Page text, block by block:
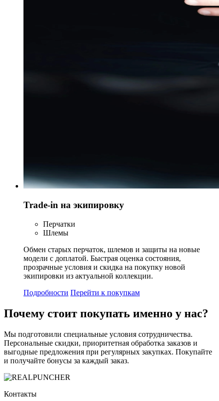
Trade-in на экипировку
Перчатки
Шлемы
Обмен старых перчаток, шлемов и защиты на новые
модели с доплатой. Быстрая оценка состояния,
прозрачные условия и скидка на покупку новой
экипировки из актуальной коллекции.
Подробности Перейти к покупкам
Почему стоит покупать именно у нас?
Мы подготовили специальные условия сотрудничества.
Персональные скидки, приоритетная обработка заказов и
выгодные предложения при регулярных закупках. Покупайте
и получайте бонусы за каждый заказ.
Контакты